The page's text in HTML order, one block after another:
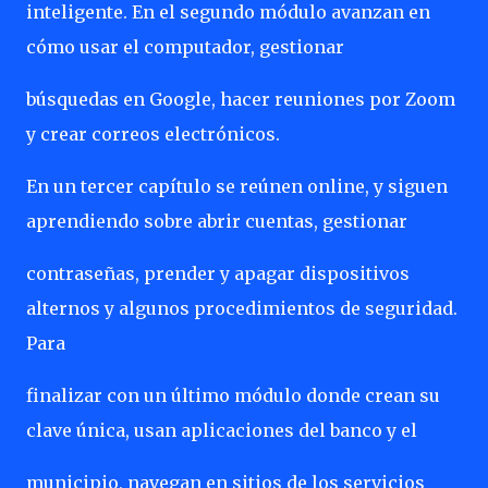
inteligente. En el segundo módulo avanzan en
cómo usar el computador, gestionar
búsquedas en Google, hacer reuniones por Zoom
y crear correos electrónicos.
En un tercer capítulo se reúnen online, y siguen
aprendiendo sobre abrir cuentas, gestionar
contraseñas, prender y apagar dispositivos
alternos y algunos procedimientos de seguridad.
Para
finalizar con un último módulo donde crean su
clave única, usan aplicaciones del banco y el
municipio, navegan en sitios de los servicios